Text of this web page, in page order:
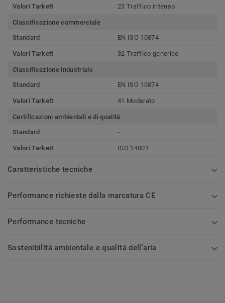
Valori Tarkett 23 Traffico intenso
Classificazione commerciale
Standard
EN ISO 10874
Valori Tarkett 32 Traffico generico
Classificazione industriale
Standard
EN ISO 10874
Valori Tarkett 41 Moderato
Certificazioni ambientali e di qualità
Standard
-
Valori Tarkett ISO 14001
Caratteristiche tecniche
Performance richieste dalla marcatura CE
Performance tecniche
Sostenibilità ambientale e qualità dell'aria